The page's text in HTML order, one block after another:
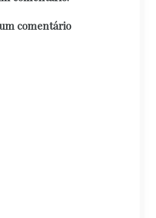
comentário